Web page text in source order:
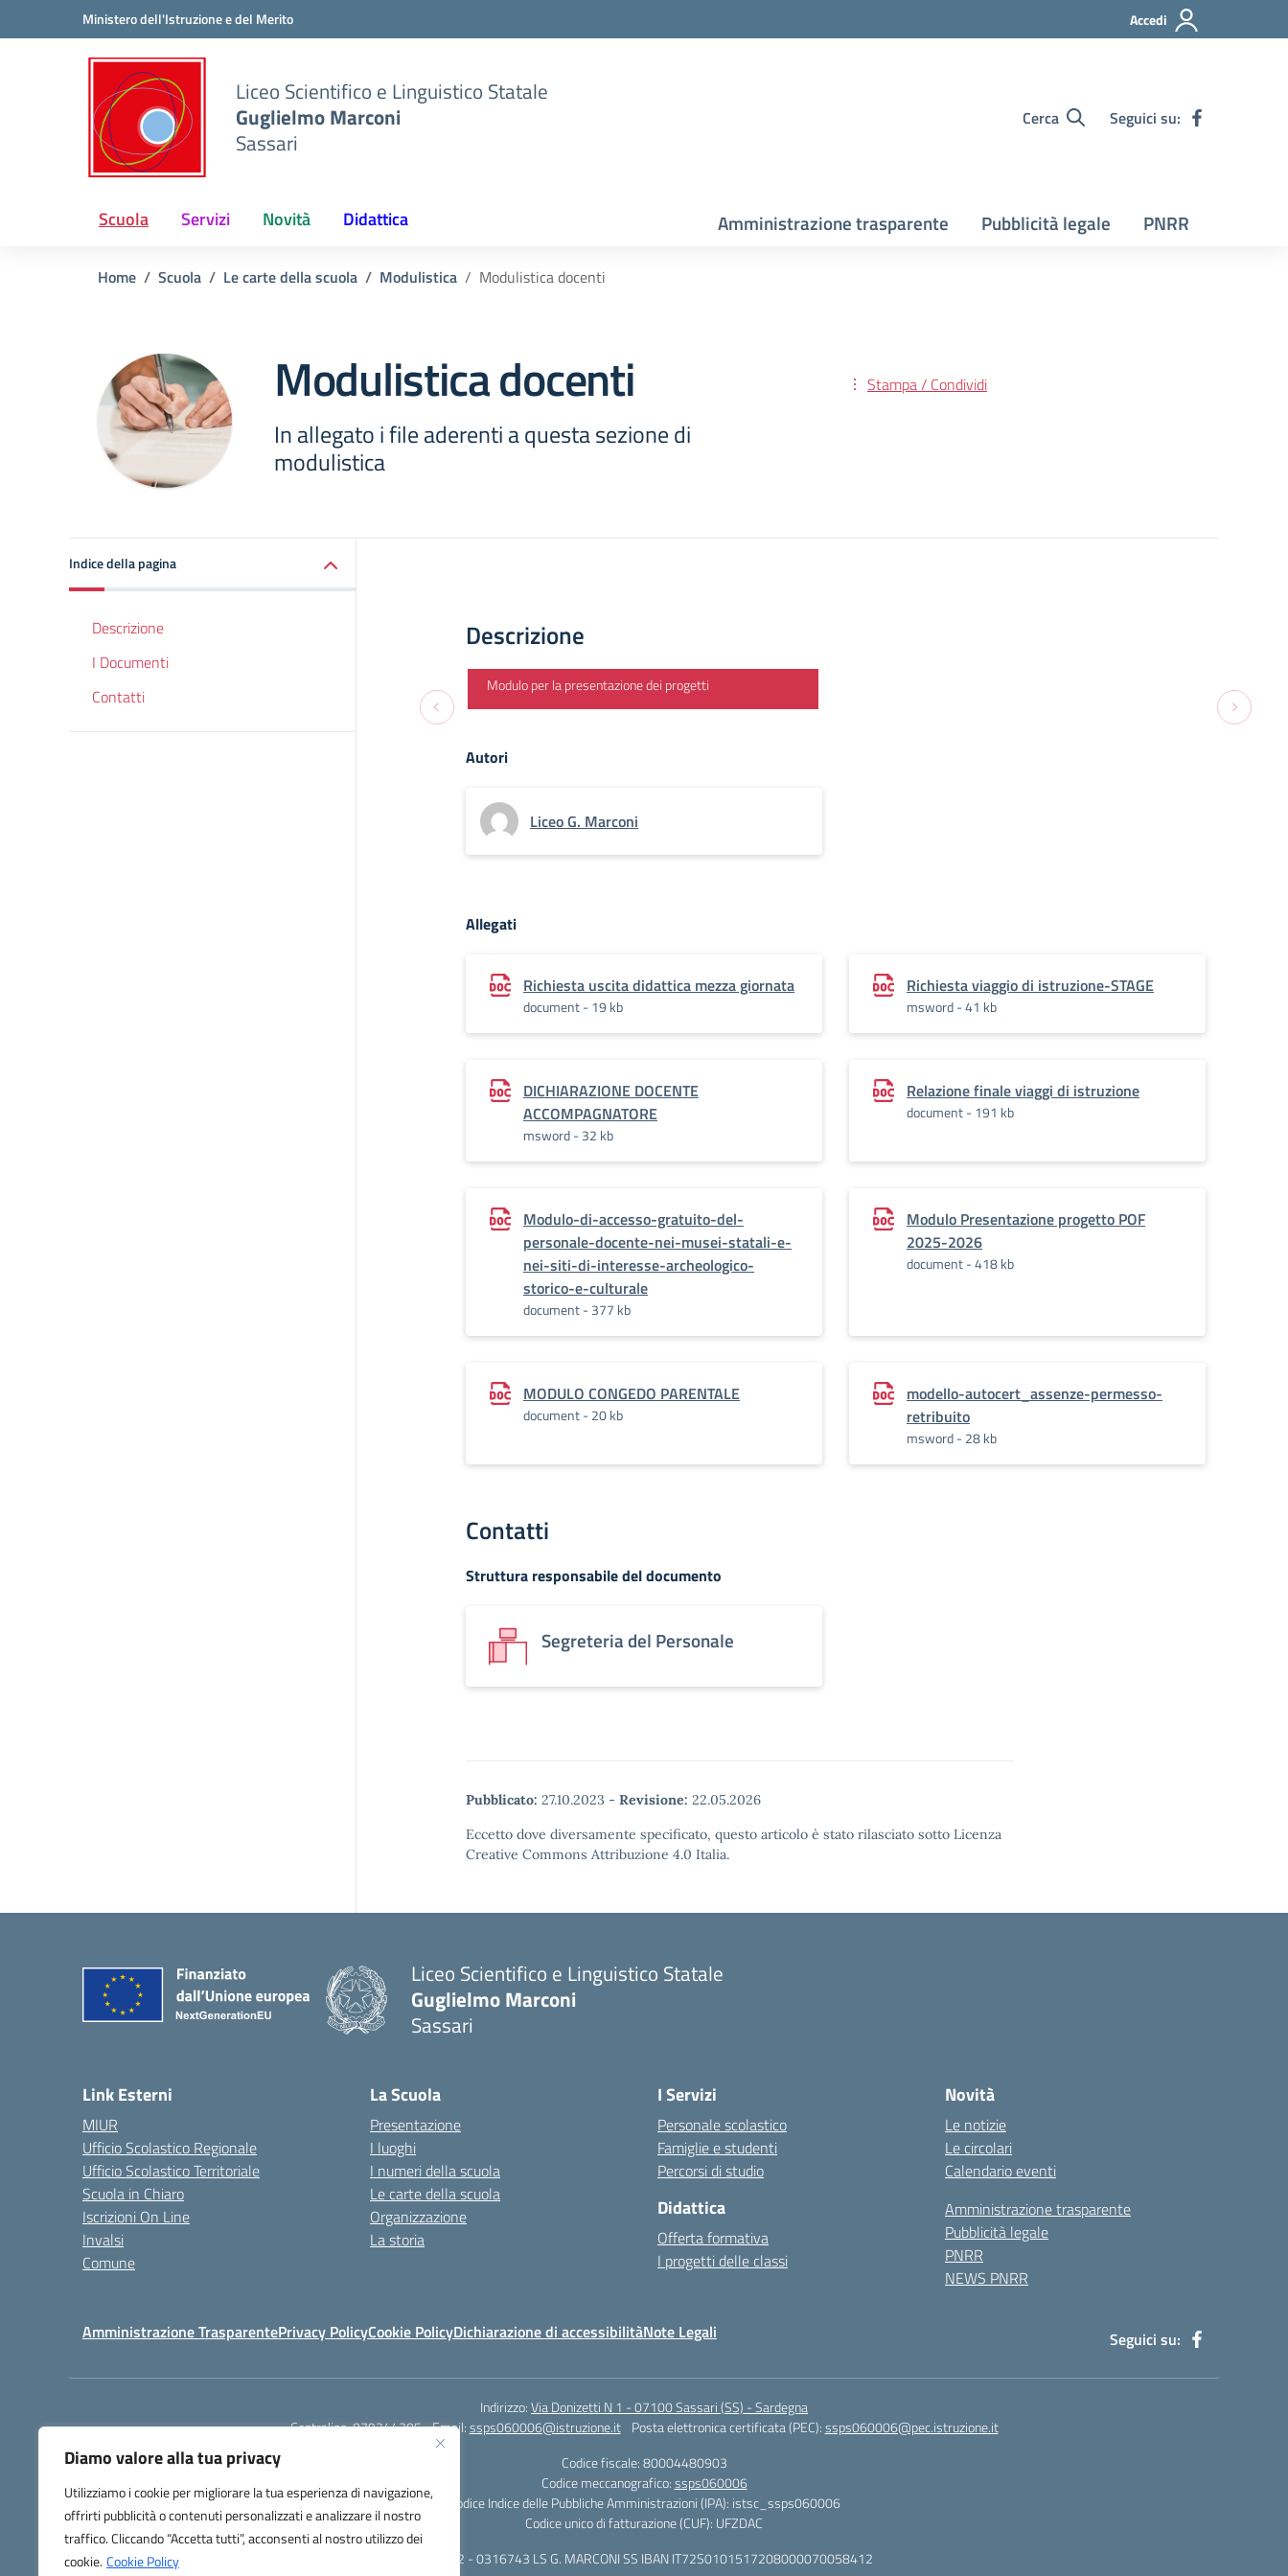
Diamo valore alla tua privacy
Utilizziamo i cookie per migliorare la tua esperienza di navigazione,
offrirti pubblicità o contenuti personalizzati e analizzare il nostro
traffico. Cliccando “Accetta tutti”, acconsenti al nostro utilizzo dei
cookie. Cookie Policy
Vai ai contenuti
Vai al menu di navigazioneMinistero dell'Istruzione e del Merito Accedi
Liceo Scientifico e Linguistico Statale
Guglielmo Marconi
Sassari
Cerca Seguici su:
Scuola Servizi Novità Didattica Amministrazione trasparente Pubblicità legale PNRR
Home Scuola Le carte della scuola Modulistica Modulistica docenti
Modulistica docenti
In allegato i file aderenti a questa sezione di
modulistica
Stampa / Condividi
Indice della pagina
Descrizione
I Documenti
Contatti
Descrizione
Modulo per la presentazione dei progetti
Autori
Liceo G. Marconi
Allegati
Richiesta uscita didattica mezza giornata
document - 19 kb
Richiesta viaggio di istruzione-STAGE
msword - 41 kb
DICHIARAZIONE DOCENTE
ACCOMPAGNATORE
msword - 32 kb
Relazione finale viaggi di istruzione
document - 191 kb
Modulo-di-accesso-gratuito-del-
personale-docente-nei-musei-statali-e-
nei-siti-di-interesse-archeologico-
storico-e-culturale
document - 377 kb
Modulo Presentazione progetto POF
2025-2026
document - 418 kb
MODULO CONGEDO PARENTALE
document - 20 kb
modello-autocert_assenze-permesso-
retribuito
msword - 28 kb
Contatti
Struttura responsabile del documento
Segreteria del Personale
Pubblicato: 27.10.2023 - Revisione: 22.05.2026
Eccetto dove diversamente specificato, questo articolo è stato rilasciato sotto Licenza
Creative Commons Attribuzione 4.0 Italia.
Liceo Scientifico e Linguistico Statale
Guglielmo Marconi
Sassari
Link Esterni
MIUR
Ufficio Scolastico Regionale
Ufficio Scolastico Territoriale
Scuola in Chiaro
Iscrizioni On Line
Invalsi
Comune
La Scuola
Presentazione
I luoghi
I numeri della scuola
Le carte della scuola
Organizzazione
La storia
I Servizi
Personale scolastico
Famiglie e studenti
Percorsi di studio
Didattica
Offerta formativa
I progetti delle classi
Novità
Le notizie
Le circolari
Calendario eventi
Amministrazione trasparente
Pubblicità legale
PNRR
NEWS PNRR
Amministrazione TrasparentePrivacy PolicyCookie PolicyDichiarazione di accessibilitàNote Legali Seguici su:
Indirizzo:Via Donizetti N 1 - 07100 Sassari (SS) - Sardegna
Centralino:079244305 Email:ssps060006@istruzione.it Posta elettronica certificata (PEC):ssps060006@pec.istruzione.it
Codice fiscale: 80004480903
Codice meccanografico:ssps060006
Codice Indice delle Pubbliche Amministrazioni (IPA): istsc_ssps060006
Codice unico di fatturazione (CUF): UFZDAC
TU - 522 - 0316743 LS G. MARCONI SS IBAN IT72S0101517208000070058412